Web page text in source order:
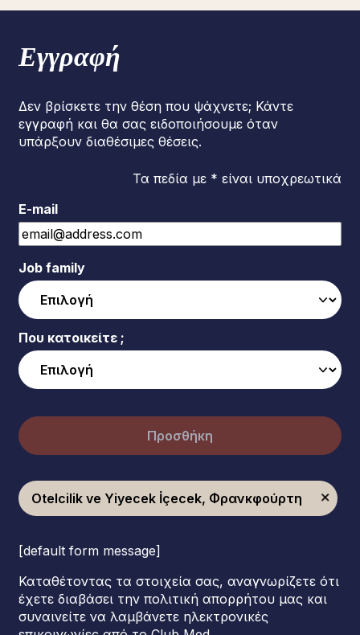
Εγγραφή
Δεν βρίσκετε την θέση που ψάχνετε; Κάντε
εγγραφή και θα σας ειδοποιήσουμε όταν
υπάρξουν διαθέσιμες θέσεις.
Τα πεδία με * είναι υποχρεωτικά
E-mail
Job family
Που κατοικείτε ;
Προσθήκη
Otelcilik ve Yiyecek İçecek, Φρανκφούρτη
[default form message]
Καταθέτοντας τα στοιχεία σας, αναγνωρίζετε ότι
έχετε διαβάσει την πολιτική απορρήτου μας και
συναινείτε να λαμβάνετε ηλεκτρονικές